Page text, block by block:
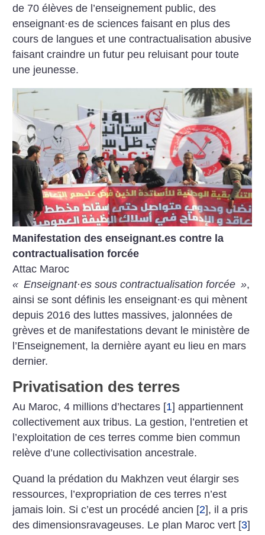
de 70 élèves de l’enseignement public, des
enseignant·es de sciences faisant en plus des
cours de langues et une contractualisation abusive
faisant craindre un futur peu reluisant pour toute
une jeunesse.
Manifestation des enseignant.es contre la
contractualisation forcée
Attac Maroc
« Enseignant·es sous contractualisation forcée »,
ainsi se sont définis les enseignant·es qui mènent
depuis 2016 des luttes massives, jalonnées de
grèves et de manifestations devant le ministère de
l’Enseignement, la dernière ayant eu lieu en mars
dernier.
Privatisation des terres
Au Maroc, 4 millions d’hectares [1] appartiennent
collectivement aux tribus. La gestion, l’entretien et
l’exploitation de ces terres comme bien commun
relève d’une collectivisation ancestrale.
Quand la prédation du Makhzen veut élargir ses
ressources, l’expropriation de ces terres n’est
jamais loin. Si c’est un procédé ancien [2], il a pris
des dimensionsravageuses. Le plan Maroc vert [3]